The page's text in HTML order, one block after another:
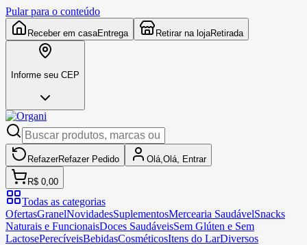
Pular para o conteúdo
Receber em casaEntrega Retirar na lojaRetirada
Informe seu CEP
RefazerRefazer Pedido Olá, Olá, Entrar
R$ 0,00
Todas as categorias
OfertasGranelNovidadesSuplementosMercearia SaudávelSnacks
Naturais e FuncionaisDoces SaudáveisSem Glúten e Sem
LactosePerecíveisBebidasCosméticosItens do LarDiversos